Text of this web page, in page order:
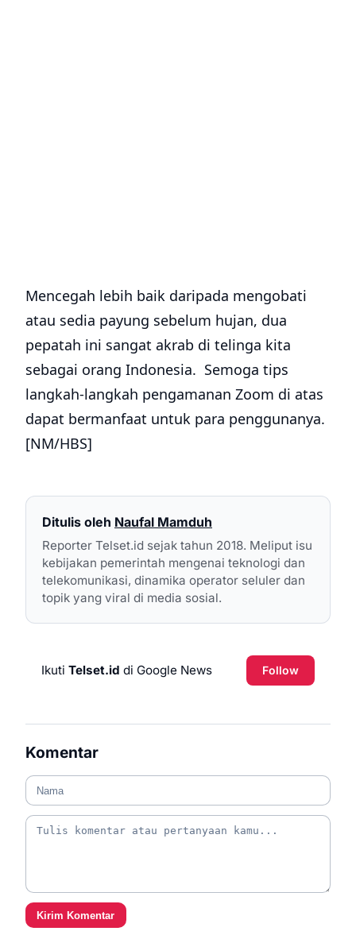
Mencegah lebih baik daripada mengobati
atau sedia payung sebelum hujan, dua
pepatah ini sangat akrab di telinga kita
sebagai orang Indonesia. Semoga tips
langkah-langkah pengamanan Zoom di atas
dapat bermanfaat untuk para penggunanya.
[NM/HBS]
Ditulis oleh Naufal Mamduh
Reporter Telset.id sejak tahun 2018. Meliput isu
kebijakan pemerintah mengenai teknologi dan
telekomunikasi, dinamika operator seluler dan
topik yang viral di media sosial.
Ikuti Telset.id di Google News Follow
Komentar
Kirim Komentar